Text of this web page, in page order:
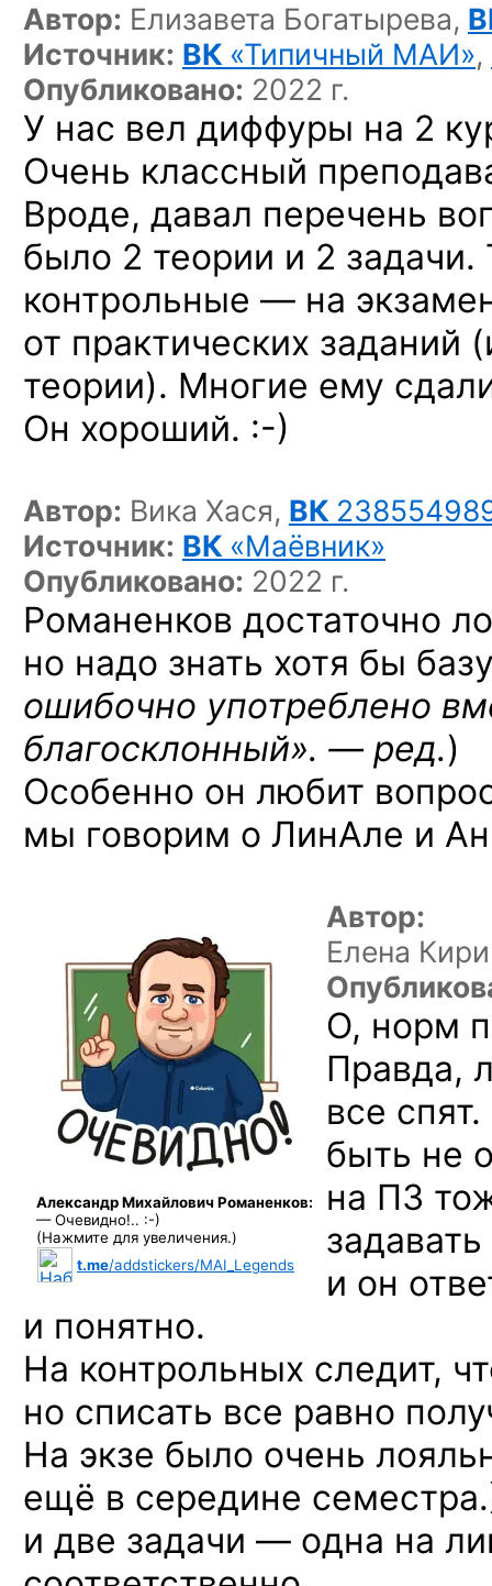
Автор: Елизавета Богатырева,
Источник: ВК «Типичный МАИ»,
Опубликовано: 2022 г.
У нас вел диффуры на 2
Очень классный
Вроде, давал перечень
было 2 теории и 2 задачи.
контрольные — на
от практических заданий
теории). Многие ему
Он хороший. :-)
Автор: Вика Хася, ВК
Источник: ВК «Маёвник»
Опубликовано: 2022 г.
Романенков достаточно
но надо знать хотя бы
ошибочно употреблено
благосклонный». — ред.)
Особенно он любит
мы говорим о ЛинАле и
Александр Михайлович Романенков:
— Очевидно!.. :-)
(Нажмите для увеличения.)
t.me/addstickers/MAI_Legends
Автор:
Елена
О, норм
Правда,
все
быть не
на ПЗ
и он
и понятно.
На контрольных следит,
но списать все равно
На экзе было очень
ещё в середине
и две задачи — одна на